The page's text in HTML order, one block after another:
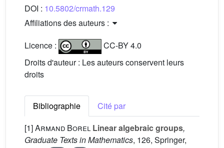
DOI : 10.5802/crmath.129
Affiliations des auteurs :
Licence :
CC-BY 4.0
Droits d'auteur : Les auteurs conservent leurs
droits
Bibliographie
Cité par
[1]Armand Borel Linear algebraic groups,
Graduate Texts in Mathematics, 126, Springer,